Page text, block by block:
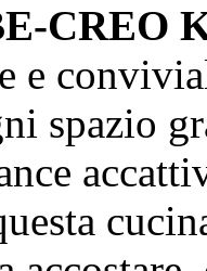
CREO
e
spazio